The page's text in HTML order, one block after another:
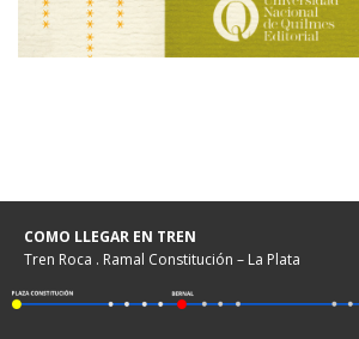
COMO LLEGAR EN TREN
Tren Roca . Ramal Constitución – La Plata